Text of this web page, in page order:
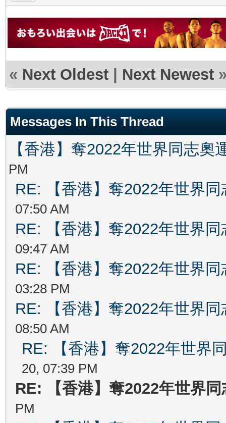
« Next Oldest | Next Newest
Messages In This Thread
【香港】奪2022年世界同志奧
PM
RE: 【香港】奪2022年世界
07:50 AM
RE: 【香港】奪2022年世界
09:47 AM
RE: 【香港】奪2022年世界
03:28 PM
RE: 【香港】奪2022年世界
08:50 AM
RE: 【香港】奪2022年世界
20, 07:39 PM
RE: 【香港】奪2022年世界
PM